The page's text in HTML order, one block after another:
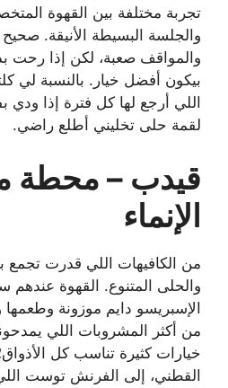
تجربة مختلفة بين القهوة
والجلسة البسيطة الأنيقة.
والمواقف صعبة، لكن إذا رحت
بيكون أفضل خيار. بالنسبة لي
اللي أرجع لها كل فترة إذا
لقمة حلى تخليني أطلع راضي.
قيدب –
الإنماء
من الكافيهات اللي قدرت تجمع
والحلى المتنوع. القهوة عندهم
الإسبريسو دايم موزونة
من أكثر المشروبات اللي
خيارات كثيرة تناسب كل الأذواق؛
القطني، إلى الفرنش توست